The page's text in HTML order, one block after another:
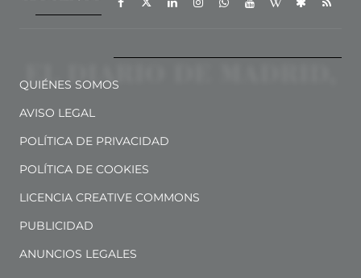
QUIÉNES SOMOS
AVISO LEGAL
POLÍTICA DE PRIVACIDAD
POLÍTICA DE COOKIES
LICENCIA CREATIVE COMMONS
PUBLICIDAD
ANUNCIOS LEGALES